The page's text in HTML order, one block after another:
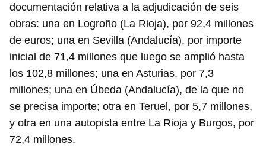
documentación relativa a la adjudicación de seis
obras: una en Logroño (La Rioja), por 92,4 millones
de euros; una en Sevilla (Andalucía), por importe
inicial de 71,4 millones que luego se amplió hasta
los 102,8 millones; una en Asturias, por 7,3
millones; una en Úbeda (Andalucía), de la que no
se precisa importe; otra en Teruel, por 5,7 millones,
y otra en una autopista entre La Rioja y Burgos, por
72,4 millones.